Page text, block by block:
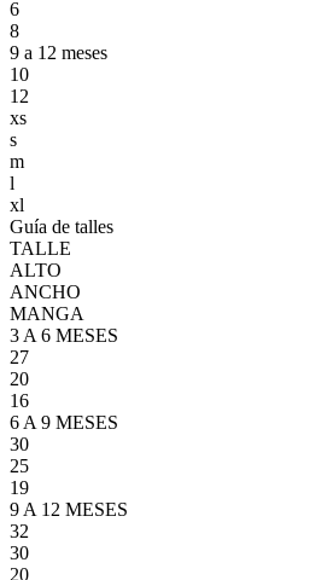
6
8
9 a 12 meses
10
12
xs
s
m
l
xl
Guía de talles
TALLE
ALTO
ANCHO
MANGA
3 A 6 MESES
27
20
16
6 A 9 MESES
30
25
19
9 A 12 MESES
32
30
20